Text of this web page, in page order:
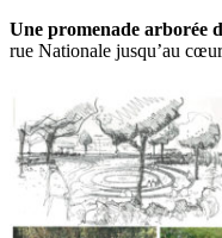
Une promenade arborée
rue Nationale jusqu’au